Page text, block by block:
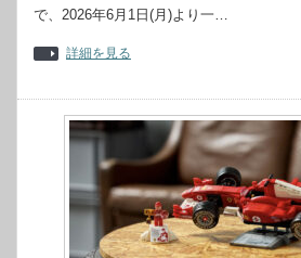
で、2026年6月1日(月)より一…
詳細を見る